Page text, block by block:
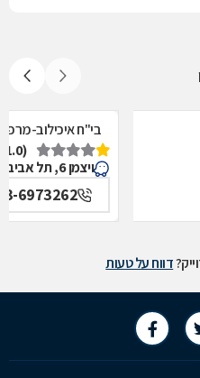
מערך,
בי"ח איכילוב-
תל אביב
(1.0)
ויצמן 6, תל אביב
6973262
דווח על טעות